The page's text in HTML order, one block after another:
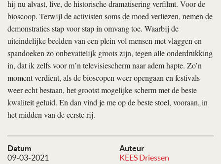
Datum
09-03-2021
Auteur
KEES Driessen
hij nu alvast, live, de historische dramatisering verfilmt. Voor de
bioscoop. Terwijl de activisten soms de moed verliezen, nemen de
demonstraties stap voor stap in omvang toe. Waarbij de
uiteindelijke beelden van een plein vol mensen met vlaggen en
spandoeken zo onbevattelijk groots zijn, tegen alle onderdrukking
in, dat ik zelfs voor m’n televisiescherm naar adem hapte. Zo’n
moment verdient, als de bioscopen weer opengaan en festivals
weer echt bestaan, het grootst mogelijke scherm met de beste
kwaliteit geluid. En dan vind je me op de beste stoel, vooraan, in
het midden van de eerste rij.